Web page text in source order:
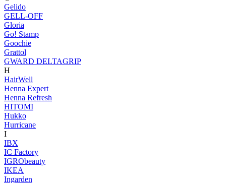
Gelido
GELL-OFF
Gloria
Go! Stamp
Goochie
Grattol
GWARD DELTAGRIP
H
HairWell
Henna Expert
Henna Refresh
HITOMI
Hukko
Hurricane
I
IBX
IC Factory
IGRObeauty
IKEA
Ingarden